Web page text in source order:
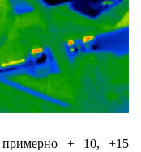
+ 10, +15